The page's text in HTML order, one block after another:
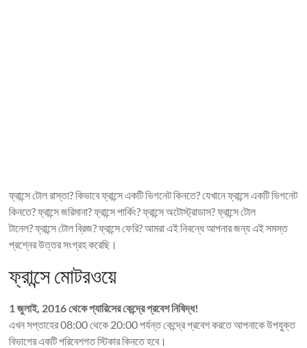
ফ্রান্সে টোল রাস্তা? কিভাবে ফ্রান্সে একটি ভিগনেট কিনতে? যেখানে ফ্রান্সে একটি ভিগনেট
কিনতে? ফ্রান্সে জরিমানা? ফ্রান্সে পার্কিং? ফ্রান্সে অটোস্ট্রাডাস? ফ্রান্সে টোল
টানেল? ফ্রান্সে টোল ব্রিজ? ফ্রান্সে ফেরি? আমরা এই নিবন্ধে আপনার জন্য এই সমস্ত
প্রশ্নের উত্তর সংগ্রহ করেছি।
ফ্রান্সে মোটরওয়ে
1 জুলাই, 2016 থেকে প্যারিসের কেন্দ্রে প্রবেশ নিষিদ্ধ!
এখন সপ্তাহের 08:00 থেকে 20:00 পর্যন্ত কেন্দ্রে প্রবেশ করতে আপনাকে উপযুক্ত
বিভাগের একটি পরিবেশগত স্টিকার কিনতে হবে।